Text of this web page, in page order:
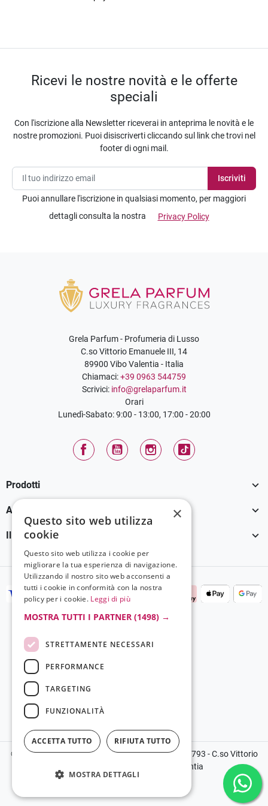
Ricevi le nostre novità e le offerte
speciali
Con l'iscrizione alla Newsletter riceverai in anteprima le novità e le
nostre promozioni. Puoi disiscriverti cliccando sul link che trovi nel
footer di ogni mail.
Puoi annullare l'iscrizione in qualsiasi momento, per maggiori
dettagli consulta la nostra
Privacy Policy
Grela Parfum - Profumeria di Lusso
C.so Vittorio Emanuele III, 14
89900 Vibo Valentia - Italia
Chiamaci:+39 0963 544759
Scrivici: info@grelaparfum.it
Orari
Lunedì-Sabato: 9:00 - 13:00, 17:00 - 20:00
FacebookYouTube InstagramTikTok
Prodotti 
Assistenza Clienti 
Il tuo account 
©2024 Copyright Grela Parfum - P.IVA 03136100793 - C.so Vittorio
Emanuele III, 14, 89900, Vibo Valentia
×
Questo sito web utilizza
cookie
Questo sito web utilizza i cookie per
migliorare la tua esperienza di navigazione.
Utilizzando il nostro sito web acconsenti a
tutti i cookie in conformità con la nostra
policy per i cookie. Leggi di più
MOSTRA TUTTI I PARTNER (1498) →
STRETTAMENTE NECESSARI
PERFORMANCE
TARGETING
FUNZIONALITÀ
ACCETTA TUTTO RIFIUTA TUTTO
MOSTRA DETTAGLI